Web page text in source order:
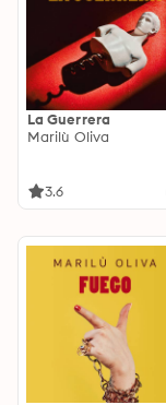
La Guerrera
Marilù Oliva
3.6